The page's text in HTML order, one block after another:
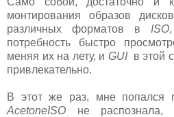
монтирования образов
различных форматов в ISO
потребность быстро
меняя их на лету, и GUIв этой
привлекательно.
В этот же раз, мне попался
AcetoneISO не